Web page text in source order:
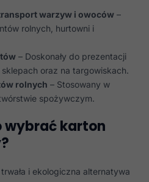
warzyw i owoców –
rolnych, hurtowni i
– Doskonały do prezentacji
oraz na targowiskach.
rolnych – Stosowany w
spożywczym.
wybrać karton
i ekologiczna alternatywa